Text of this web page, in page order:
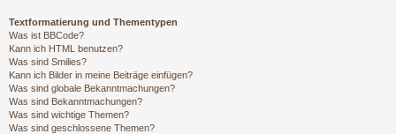
Textformatierung und Thementypen
Was ist BBCode?
Kann ich HTML benutzen?
Was sind Smilies?
Kann ich Bilder in meine Beiträge einfügen?
Was sind globale Bekanntmachungen?
Was sind Bekanntmachungen?
Was sind wichtige Themen?
Was sind geschlossene Themen?